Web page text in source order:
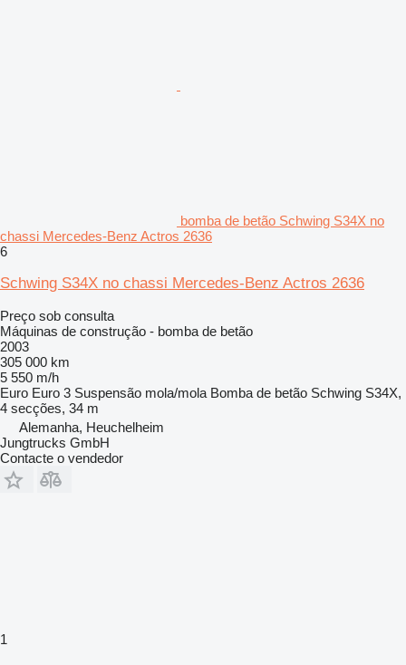
bomba de betão Schwing S34X no
chassi Mercedes-Benz Actros 2636
6
Schwing S34X no chassi Mercedes-Benz Actros 2636
Preço sob consulta
Máquinas de construção - bomba de betão
2003
305 000 km
5 550 m/h
Euro Euro 3 Suspensão mola/mola Bomba de betão Schwing S34X,
4 secções, 34 m
Alemanha, Heuchelheim
Jungtrucks GmbH
Contacte o vendedor
1